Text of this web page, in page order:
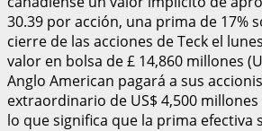
30.39 por acción, una prima de 17%
cierre de las acciones de Teck el
valor en bolsa de £ 14,860 millones
Anglo American pagará a sus
extraordinario de US$ 4,500
lo que significa que la prima efectiva